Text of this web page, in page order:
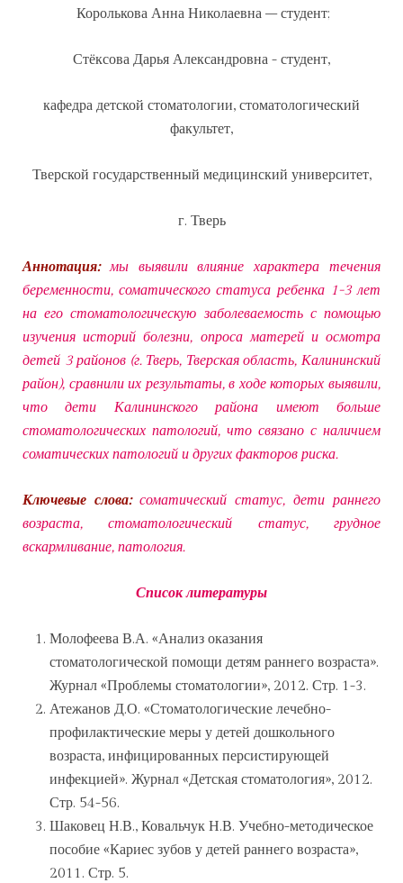
Королькова Анна Николаевна – студент;
Стёксова Дарья Александровна - студент,
кафедра детской стоматологии, стоматологический
факультет,
Тверской государственный медицинский университет,
г. Тверь
Аннотация:мы выявили влияние характера течения
беременности, соматического статуса ребенка 1-3 лет
на его стоматологическую заболеваемость с помощью
изучения историй болезни, опроса матерей и осмотра
детей 3 районов (г. Тверь, Тверская область, Калининский
район), сравнили их результаты, в ходе которых выявили,
что дети Калининского района имеют больше
стоматологических патологий, что связано с наличием
соматических патологий и других факторов риска.
Ключевые слова:соматический статус, дети раннего
возраста, стоматологический статус, грудное
вскармливание, патология.
Список литературы
Молофеева В.А. «Анализ оказания
стоматологической помощи детям раннего возраста».
Журнал «Проблемы стоматологии», 2012. Стр. 1-3.
Атежанов Д.О. «Стоматологические лечебно-
профилактические меры у детей дошкольного
возраста, инфицированных персистирующей
инфекцией». Журнал «Детская стоматология», 2012.
Стр. 54-56.
Шаковец Н.В., Ковальчук Н.В. Учебно-методическое
пособие «Кариес зубов у детей раннего возраста»,
2011. Стр. 5.